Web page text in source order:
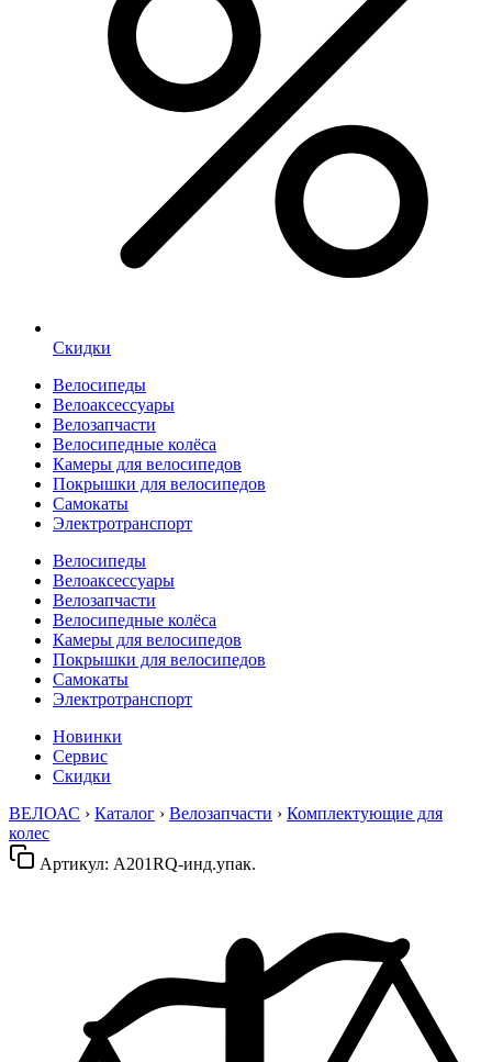
Скидки
Велосипеды
Велоаксессуары
Велозапчасти
Велосипедные колёса
Камеры для велосипедов
Покрышки для велосипедов
Самокаты
Электротранспорт
Велосипеды
Велоаксессуары
Велозапчасти
Велосипедные колёса
Камеры для велосипедов
Покрышки для велосипедов
Самокаты
Электротранспорт
Новинки
Сервис
Скидки
ВЕЛОАС › Каталог › Велозапчасти › Комплектующие для
колес
Артикул: A201RQ-инд.упак.